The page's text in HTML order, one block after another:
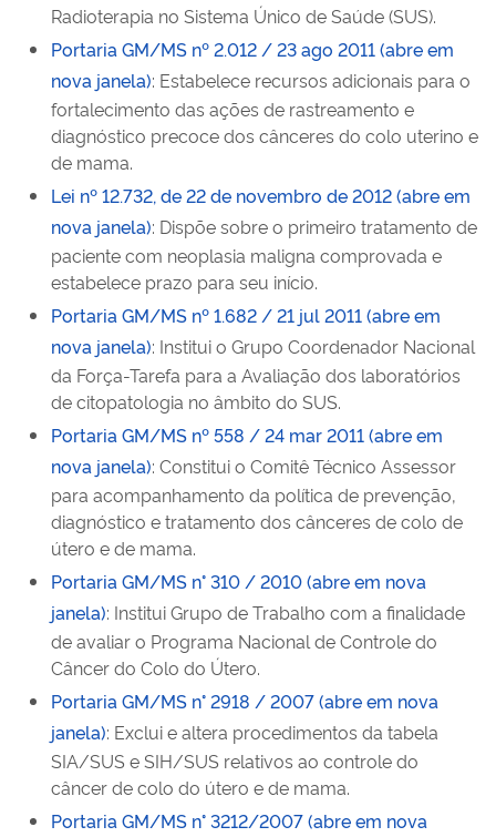
Radioterapia no Sistema Único de Saúde (SUS).
Portaria GM/MS nº 2.012 / 23 ago 2011 (abre em
nova janela): Estabelece recursos adicionais para o
fortalecimento das ações de rastreamento e
diagnóstico precoce dos cânceres do colo uterino e
de mama.
Lei nº 12.732, de 22 de novembro de 2012 (abre em
nova janela): Dispõe sobre o primeiro tratamento de
paciente com neoplasia maligna comprovada e
estabelece prazo para seu início.
Portaria GM/MS nº 1.682 / 21 jul 2011 (abre em
nova janela): Institui o Grupo Coordenador Nacional
da Força-Tarefa para a Avaliação dos laboratórios
de citopatologia no âmbito do SUS.
Portaria GM/MS nº 558 / 24 mar 2011 (abre em
nova janela): Constitui o Comitê Técnico Assessor
para acompanhamento da política de prevenção,
diagnóstico e tratamento dos cânceres de colo de
útero e de mama.
Portaria GM/MS n° 310 / 2010 (abre em nova
janela): Institui Grupo de Trabalho com a finalidade
de avaliar o Programa Nacional de Controle do
Câncer do Colo do Útero.
Portaria GM/MS n° 2918 / 2007 (abre em nova
janela): Exclui e altera procedimentos da tabela
SIA/SUS e SIH/SUS relativos ao controle do
câncer de colo do útero e de mama.
Portaria GM/MS n° 3212/2007 (abre em nova